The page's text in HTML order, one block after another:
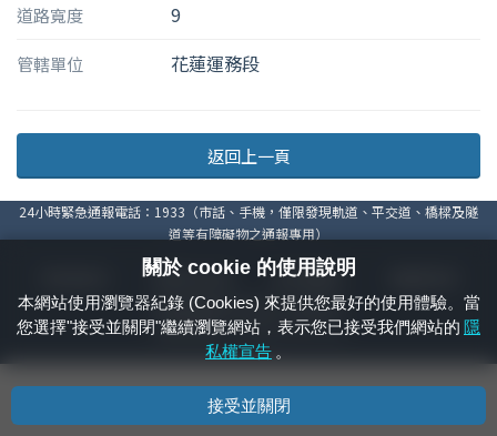
道路寬度 9
管轄單位 花蓮運務段
返回上一頁
24小時緊急通報電話：1933（市話、手機，僅限發現軌道、平交道、橋樑及隧
道等有障礙物之通報專用）
資通安全政策 著作權聲明
國營臺灣鐵路股份有限公司 © 版權所有
本頁產生時間： 2026/08/10 00:19:24
關於 cookie 的使用說明
本網站使用瀏覽器紀錄 (Cookies) 來提供您最好的使用體驗。當
您選擇"接受並關閉"繼續瀏覽網站，表示您已接受我們網站的 隱
私權宣告 。
接受並關閉